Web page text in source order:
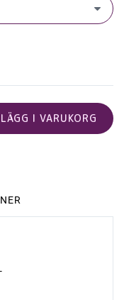
LÄGG I VARUKORG